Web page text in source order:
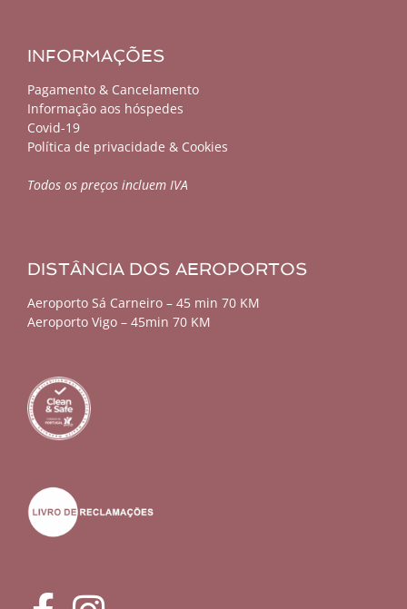
INFORMAÇÕES
Pagamento & Cancelamento
Informação aos hóspedes
Covid-19
Política de privacidade & Cookies
Todos os preços incluem IVA
DISTÂNCIA DOS AEROPORTOS
Aeroporto Sá Carneiro – 45 min 70 KM
Aeroporto Vigo – 45min 70 KM